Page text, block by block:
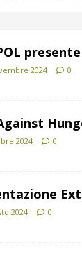
2024 0
2024 0
2024 0